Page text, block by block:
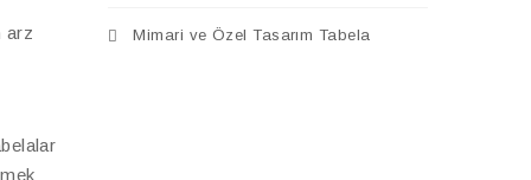
arz Mimari ve Özel Tasarım Tabela